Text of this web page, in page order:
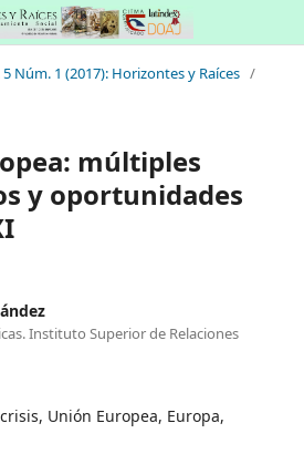
5 Núm. 1 (2017): Horizontes y Raíces /
múltiples
y oportunidades
Instituto Superior de Relaciones
Unión Europea, Europa,